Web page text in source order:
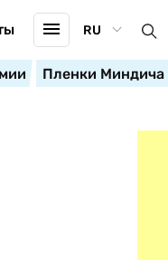
RU
Пленки Миндича